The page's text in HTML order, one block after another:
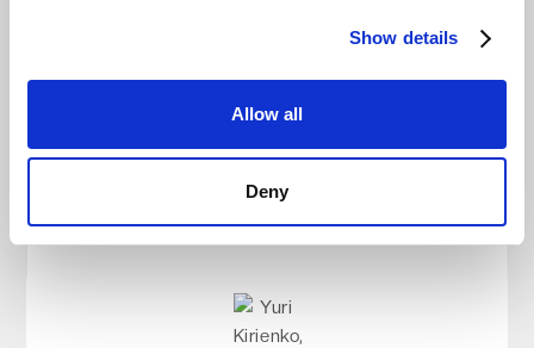
Show details
Allow all
Deny
„Impossible Cloud ist die ideale Wahl für
Kompromisse bei Compliance, Sicherheit und
Read the story
Video ansehen
"Es ist ein sehr einfaches, benutzerfreundliches
sich ein, erstellt seinen Storage und integriert
ihn mit verschiedenen Cloud-Backup-
Read the story
Video ansehen